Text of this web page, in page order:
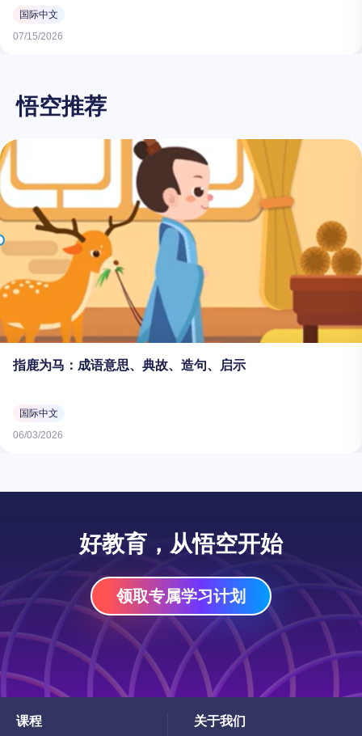
国际中文
07/15/2026
悟空推荐
指鹿为马：成语意思、典故、造句、启示
国际中文
06/03/2026
好教育，从悟空开始
领取专属学习计划
课程
Toggle
关于我们
Toggle